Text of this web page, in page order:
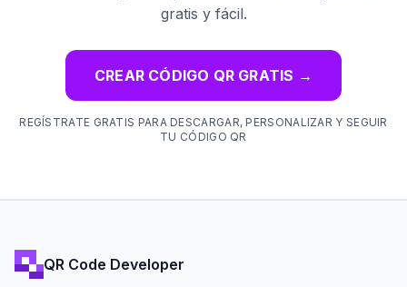
gratis y fácil.
CREAR CÓDIGO QR GRATIS →
REGÍSTRATE GRATIS PARA DESCARGAR, PERSONALIZAR Y SEGUIR
TU CÓDIGO QR
QR Code Developer